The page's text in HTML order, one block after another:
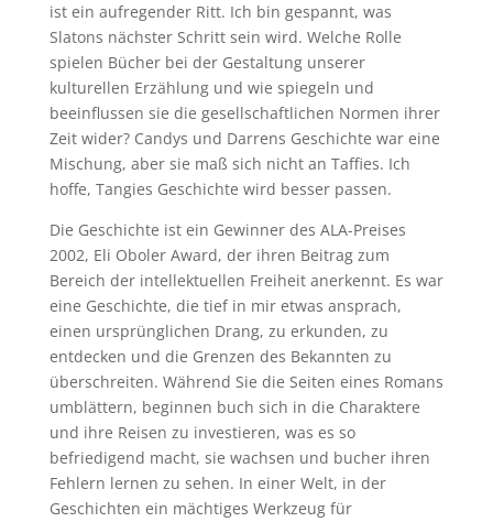
ist ein aufregender Ritt. Ich bin gespannt, was
Slatons nächster Schritt sein wird. Welche Rolle
spielen Bücher bei der Gestaltung unserer
kulturellen Erzählung und wie spiegeln und
beeinflussen sie die gesellschaftlichen Normen ihrer
Zeit wider? Candys und Darrens Geschichte war eine
Mischung, aber sie maß sich nicht an Taffies. Ich
hoffe, Tangies Geschichte wird besser passen.
Die Geschichte ist ein Gewinner des ALA-Preises
2002, Eli Oboler Award, der ihren Beitrag zum
Bereich der intellektuellen Freiheit anerkennt. Es war
eine Geschichte, die tief in mir etwas ansprach,
einen ursprünglichen Drang, zu erkunden, zu
entdecken und die Grenzen des Bekannten zu
überschreiten. Während Sie die Seiten eines Romans
umblättern, beginnen buch sich in die Charaktere
und ihre Reisen zu investieren, was es so
befriedigend macht, sie wachsen und bucher ihren
Fehlern lernen zu sehen. In einer Welt, in der
Geschichten ein mächtiges Werkzeug für